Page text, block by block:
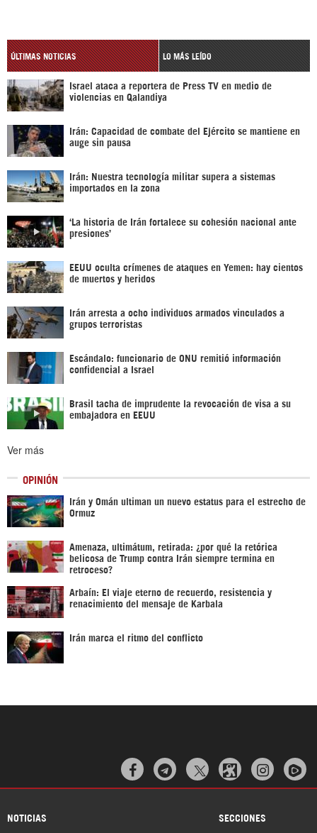
ÚLTIMAS NOTICIAS LO MÁS LEÍDO
Israel ataca a reportera de Press TV en medio de
violencias en Qalandiya
Irán: Capacidad de combate del Ejército se mantiene en
auge sin pausa
Irán: Nuestra tecnología militar supera a sistemas
importados en la zona
‘La historia de Irán fortalece su cohesión nacional ante
presiones’
EEUU oculta crímenes de ataques en Yemen: hay cientos
de muertos y heridos
Irán arresta a ocho individuos armados vinculados a
grupos terroristas
Escándalo: funcionario de ONU remitió información
confidencial a Israel
Brasil tacha de imprudente la revocación de visa a su
embajadora en EEUU
Ver más
OPINIÓN
Irán y Omán ultiman un nuevo estatus para el estrecho de
Ormuz
Amenaza, ultimátum, retirada: ¿por qué la retórica
belicosa de Trump contra Irán siempre termina en
retroceso?
Arbaín: El viaje eterno de recuerdo, resistencia y
renacimiento del mensaje de Karbala
Irán marca el ritmo del conflicto
  
NOTICIAS SECCIONES